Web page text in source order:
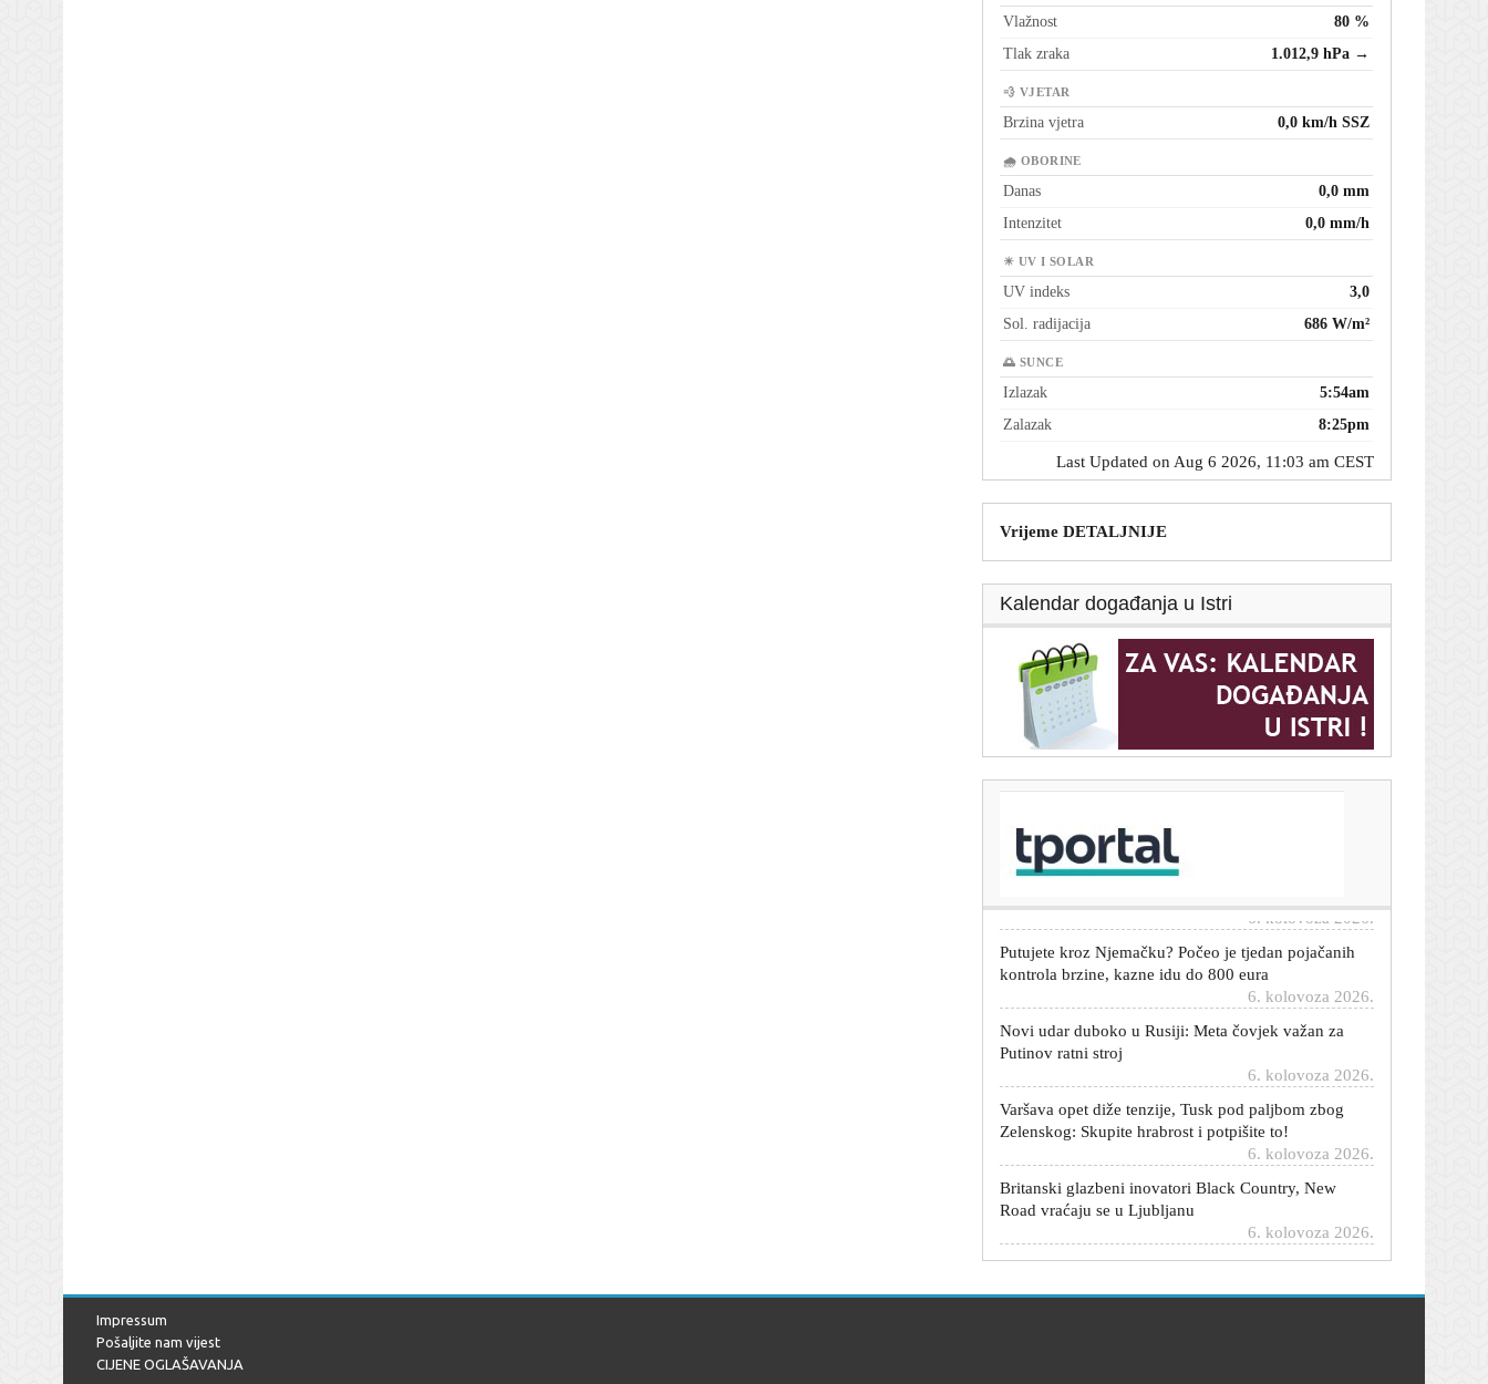
Vlažnost
80 %
Tlak zraka
1.012,9 hPa →
💨 VJETAR
Brzina vjetra 0,0 km/h SSZ
🌧 OBORINE
Danas
0,0 mm
Intenzitet
0,0 mm/h
☀ UV I SOLAR
UV indeks
3,0
Sol. radijacija
686 W/m²
🌅 SUNCE
Izlazak
5:54am
Zalazak
8:25pm
Last Updated on Aug 6 2026, 11:03 am CEST
Vrijeme DETALJNIJE
Kalendar događanja u Istri
Mike Tyson otkrio koji ga aktivni boksač najviše
podsjeća na njega: 'Dolazi s lošim namjerama'
Putujete kroz Njemačku? Počeo je tjedan pojačanih
6. kolovoza 2026.
Novi udar duboko u Rusiji: Meta čovjek važan za
6. kolovoza 2026.
Varšava opet diže tenzije, Tusk pod paljbom zbog
6. kolovoza 2026.
Britanski glazbeni inovatori Black Country, New
6. kolovoza 2026.
Hommage gradovima Europe: U Crikvenici se
Impressum
Pošaljite nam vijest
CIJENE OGLAŠAVANJA